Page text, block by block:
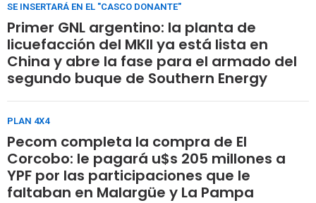
SE INSERTARÁ EN EL "CASCO DONANTE"
Primer GNL argentino: la planta de
licuefacción del MKII ya está lista en
China y abre la fase para el armado del
segundo buque de Southern Energy
PLAN 4X4
Pecom completa la compra de El
Corcobo: le pagará u$s 205 millones a
YPF por las participaciones que le
faltaban en Malargüe y La Pampa